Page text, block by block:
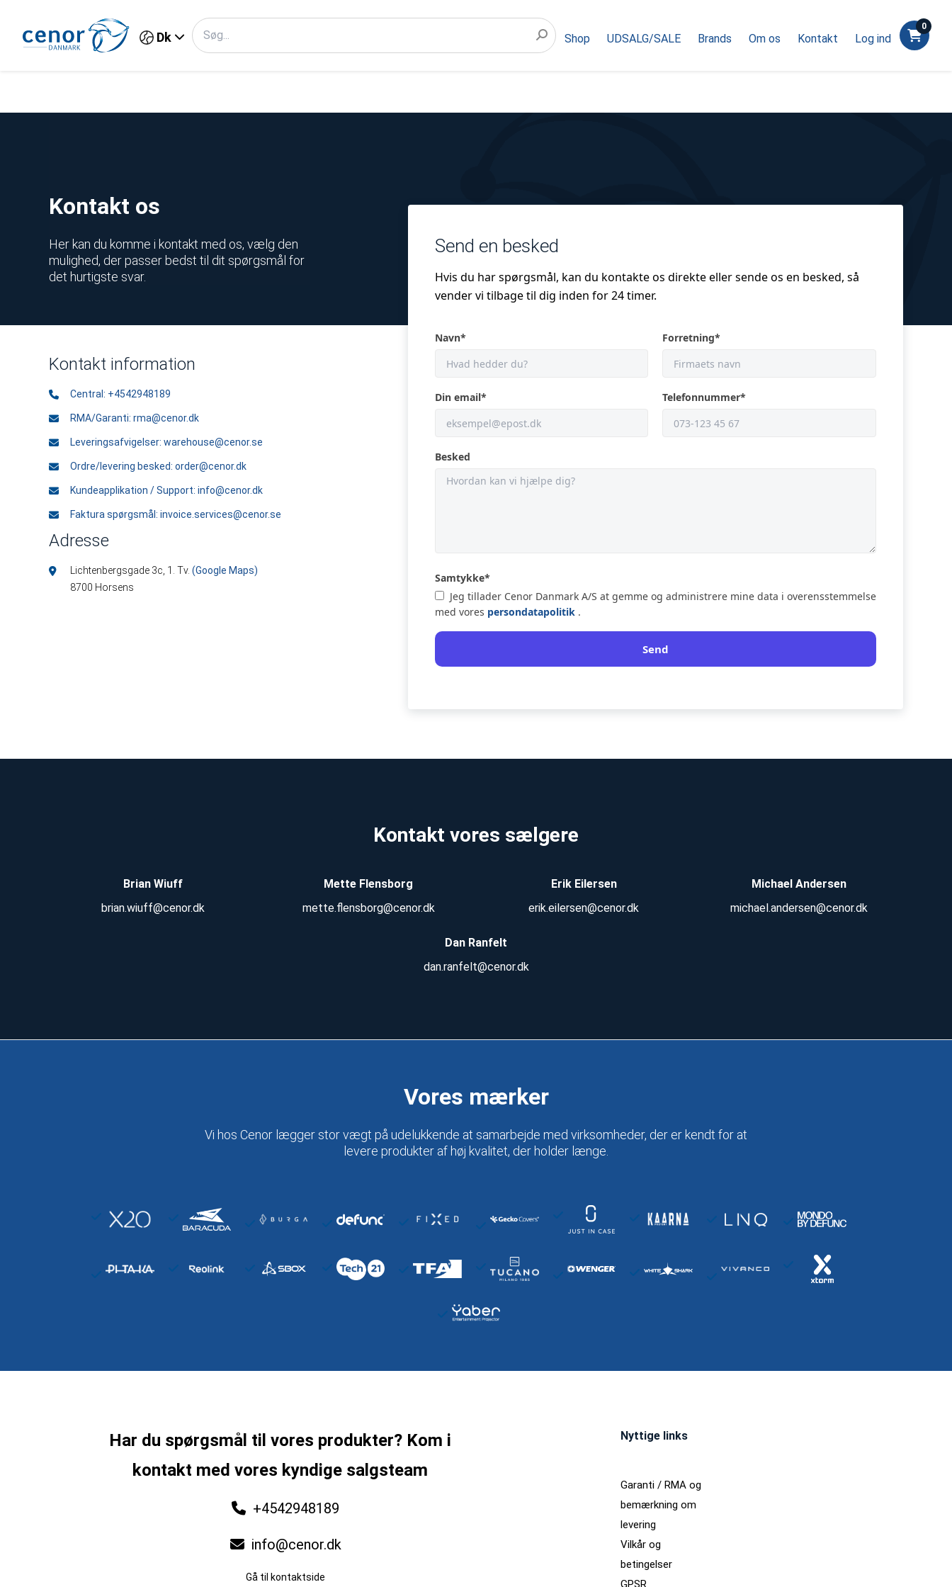
Dk Shop UDSALG/SALE Brands Om os Kontakt Log ind
0
Kontakt os
Her kan du komme i kontakt med os, vælg den
mulighed, der passer bedst til dit spørgsmål for
det hurtigste svar.
Kontakt information
Central: +4542948189
RMA/Garanti: rma@cenor.dk
Leveringsafvigelser: warehouse@cenor.se
Ordre/levering besked: order@cenor.dk
Kundeapplikation / Support: info@cenor.dk
Faktura spørgsmål: invoice.services@cenor.se
Adresse
Lichtenbergsgade 3c, 1. Tv. (Google Maps)
8700 Horsens
Send en besked
Hvis du har spørgsmål, kan du kontakte os direkte eller sende os en besked, så
vender vi tilbage til dig inden for 24 timer.
Navn* Forretning*
Din email* Telefonnummer*
Besked
Samtykke*
Jeg tillader Cenor Danmark A/S at gemme og administrere mine data i overensstemmelse
med vores persondatapolitik .
Send
Kontakt vores sælgere
Brian Wiuff
brian.wiuff@cenor.dk
Mette Flensborg
mette.flensborg@cenor.dk
Erik Eilersen
erik.eilersen@cenor.dk
Michael Andersen
michael.andersen@cenor.dk
Dan Ranfelt
dan.ranfelt@cenor.dk
Vores mærker
Vi hos Cenor lægger stor vægt på udelukkende at samarbejde med virksomheder, der er kendt for at
levere produkter af høj kvalitet, der holder længe.
Har du spørgsmål til vores produkter? Kom i
kontakt med vores kyndige salgsteam
+4542948189
info@cenor.dk
Gå til kontaktside
Nyttige links
Garanti / RMA og
bemærkning om
levering
Vilkår og
betingelser